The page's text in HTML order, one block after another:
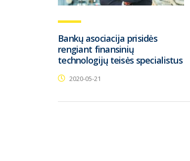
Bankų asociacija prisidės
rengiant finansinių
technologijų teisės specialistus
2020-05-21